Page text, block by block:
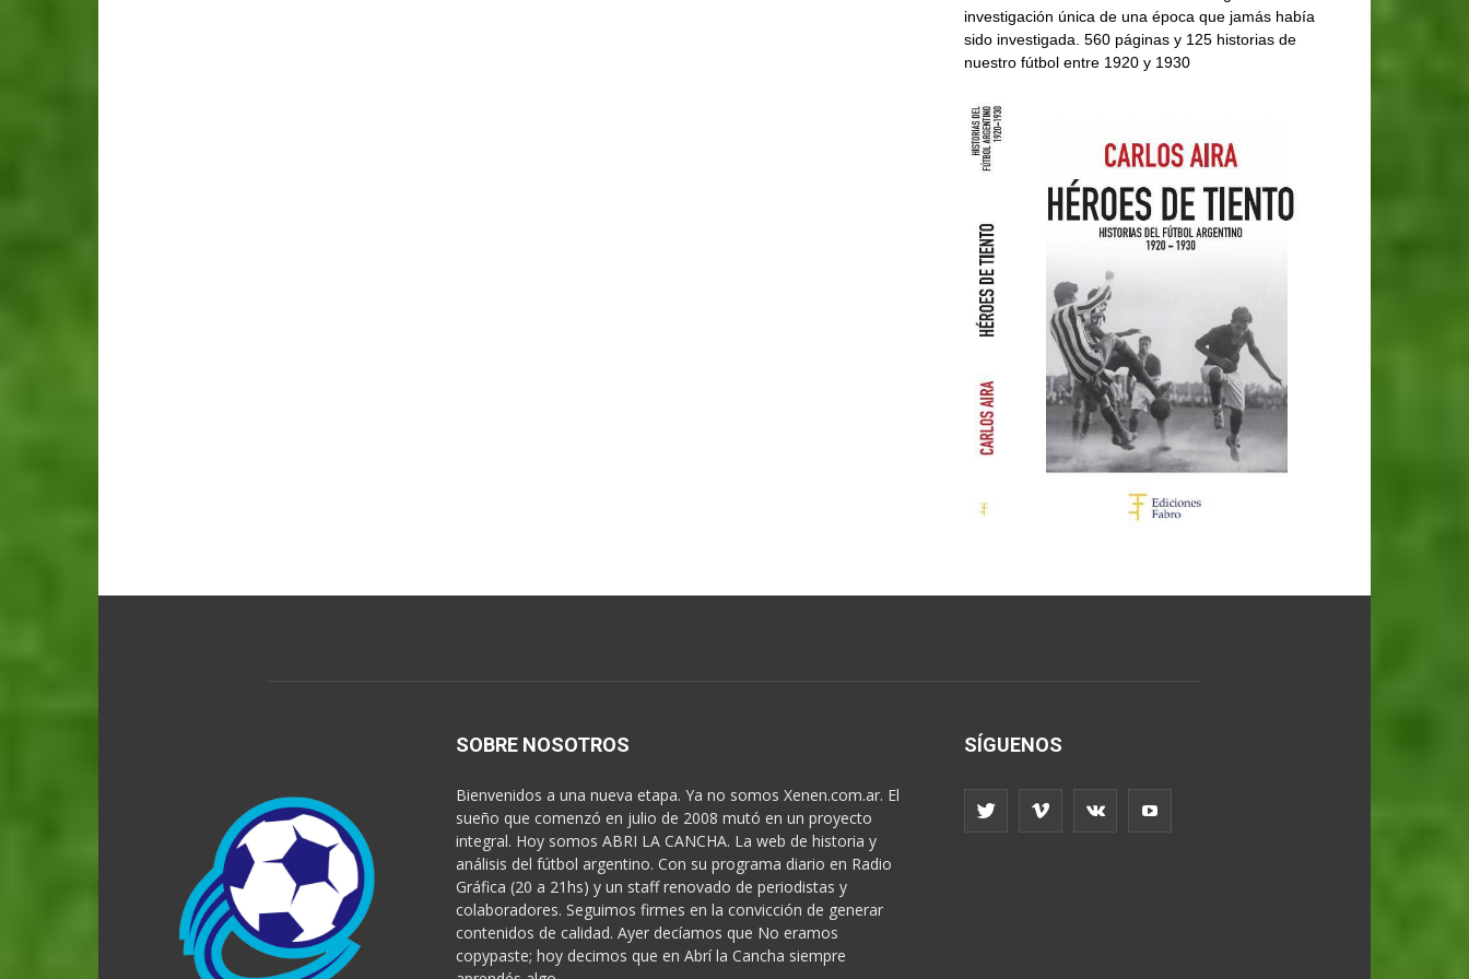
investigación única de una época que jamás había
sido investigada. 560 páginas y 125 historias de
nuestro fútbol entre 1920 y 1930
SOBRE NOSOTROS
Bienvenidos a una nueva etapa. Ya no somos Xenen.com.ar. El
sueño que comenzó en julio de 2008 mutó en un proyecto
integral. Hoy somos ABRI LA CANCHA. La web de historia y
análisis del fútbol argentino. Con su programa diario en Radio
Gráfica (20 a 21hs) y un staff renovado de periodistas y
colaboradores. Seguimos firmes en la convicción de generar
contenidos de calidad. Ayer decíamos que No eramos
copypaste; hoy decimos que en Abrí la Cancha siempre
SÍGUENOS